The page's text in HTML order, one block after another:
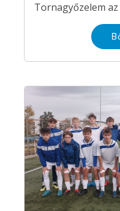
Tornagyőzelem